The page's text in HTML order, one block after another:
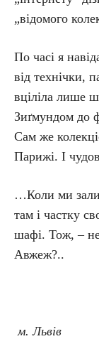
„відомого
По часі я
від технічки,
вціліла лише
Зиґмундом до
Сам же
Парижі. І
…Коли ми
там і частку
шафі. Тож, – не
Авжеж?..
м. Львів